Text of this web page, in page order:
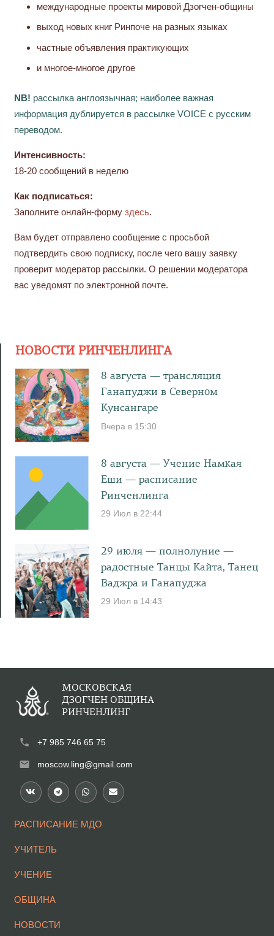
международные проекты мировой Дзогчен-общины
выход новых книг Ринпоче на разных языках
частные объявления практикующих
и многое-многое другое
NB! рассылка англоязычная; наиболее важная
информация дублируется в рассылке VOICE с русским
переводом.
Интенсивность:
18-20 сообщений в неделю
Как подписаться:
Заполните онлайн-форму здесь.
Вам будет отправлено сообщение с просьбой
подтвердить свою подписку, после чего вашу заявку
проверит модератор рассылки. О решении модератора
вас уведомят по электронной почте.
НОВОСТИ РИНЧЕНЛИНГА
8 августа — трансляция
Ганапуджи в Северном
Кунсангаре
Вчера в 15:30
8 августа — Учение Намкая
Еши — расписание
Ринченлинга
29 Июл в 22:44
29 июля — полнолуние —
радостные Танцы Кайта, Танец
Ваджра и Ганапуджа
29 Июл в 14:43
МОСКОВСКАЯ
ДЗОГЧЕН ОБЩИНА
РИНЧЕНЛИНГ
phone +7 985 746 65 75
mail moscow.ling@gmail.com
РАСПИСАНИЕ МДО
УЧИТЕЛЬ
УЧЕНИЕ
ОБЩИНА
НОВОСТИ